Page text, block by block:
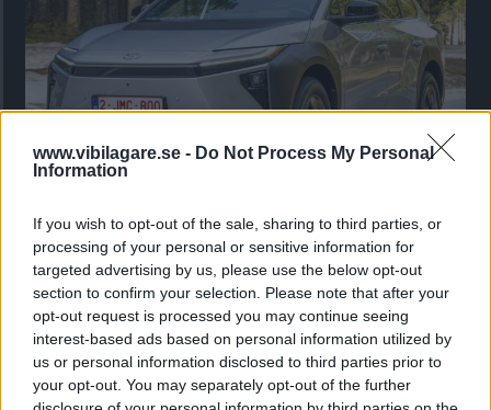
www.vibilagare.se - Do Not Process My Personal
Information
If you wish to opt-out of the sale, sharing to third parties, or
processing of your personal or sensitive information for
targeted advertising by us, please use the below opt-out
section to confirm your selection. Please note that after your
opt-out request is processed you may continue seeing
interest-based ads based on personal information utilized by
us or personal information disclosed to third parties prior to
your opt-out. You may separately opt-out of the further
”God chans att bli ny favorit”
Utbudet av terrängdugliga kombibilar har krympt men fylls
nu på av eldrivna Toyota bZ4X Touring. Vi provkör.